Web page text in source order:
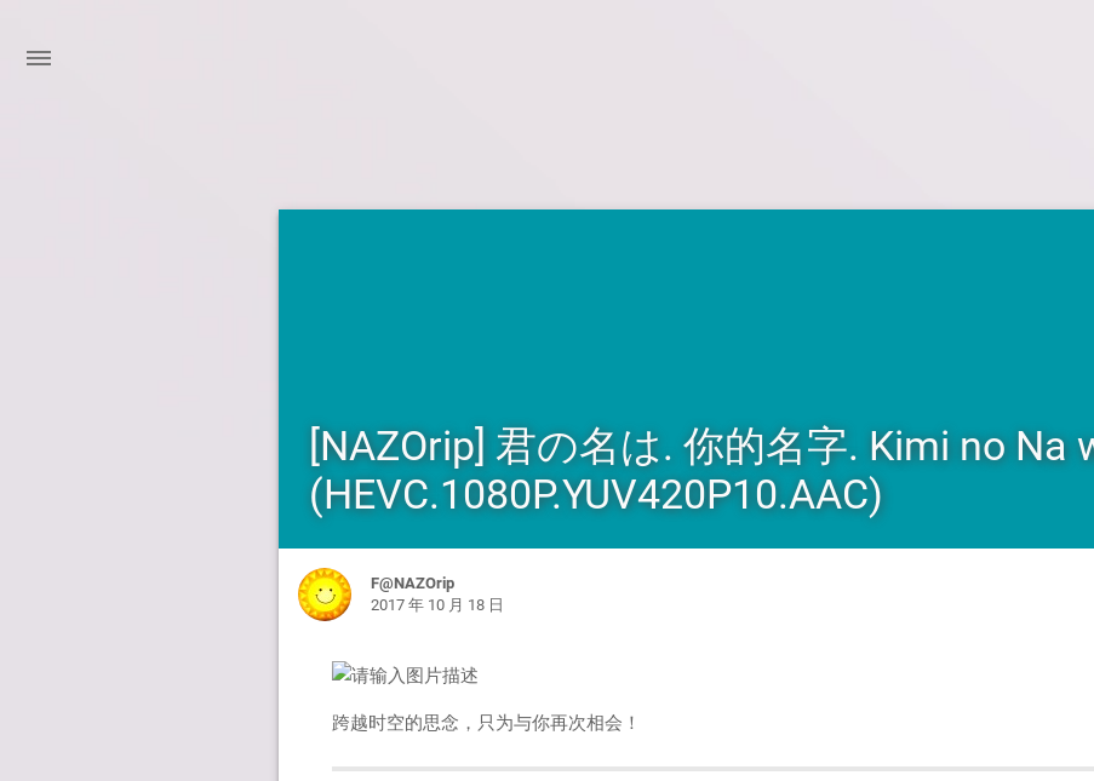
[NAZOrip] 君の名は. 你的名字. Kimi no Na
(HEVC.1080P.YUV420P10.AAC)
F@NAZOrip
2017 年 10 月 18 日
跨越时空的思念，只为与你再次相会！